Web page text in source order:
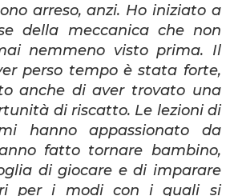
arreso, anzi. Ho iniziato a
della meccanica che non
nemmeno visto prima. Il
perso tempo è stata forte,
anche di aver trovato una
di riscatto. Le lezioni di
hanno appassionato da
fatto tornare bambino,
di giocare e di imparare
per i modi con i quali si